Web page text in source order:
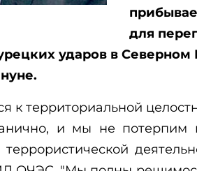
для
ударов в Северном
к территориальной
и мы не потерпим